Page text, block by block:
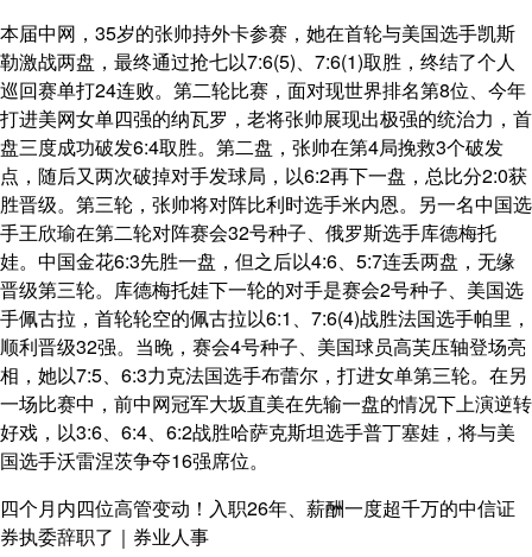
本届中网，35岁的张帅持外卡参赛，她在首轮与美国选手凯斯
勒激战两盘，最终通过抢七以7:6(5)、7:6(1)取胜，终结了个人
巡回赛单打24连败。第二轮比赛，面对现世界排名第8位、今年
打进美网女单四强的纳瓦罗，老将张帅展现出极强的统治力，首
盘三度成功破发6:4取胜。第二盘，张帅在第4局挽救3个破发
点，随后又两次破掉对手发球局，以6:2再下一盘，总比分2:0获
胜晋级。第三轮，张帅将对阵比利时选手米内恩。另一名中国选
手王欣瑜在第二轮对阵赛会32号种子、俄罗斯选手库德梅托
娃。中国金花6:3先胜一盘，但之后以4:6、5:7连丢两盘，无缘
晋级第三轮。库德梅托娃下一轮的对手是赛会2号种子、美国选
手佩古拉，首轮轮空的佩古拉以6:1、7:6(4)战胜法国选手帕里，
顺利晋级32强。当晚，赛会4号种子、美国球员高芙压轴登场亮
相，她以7:5、6:3力克法国选手布蕾尔，打进女单第三轮。在另
一场比赛中，前中网冠军大坂直美在先输一盘的情况下上演逆转
好戏，以3:6、6:4、6:2战胜哈萨克斯坦选手普丁塞娃，将与美
国选手沃雷涅茨争夺16强席位。
四个月内四位高管变动！入职26年、薪酬一度超千万的中信证
券执委辞职了｜券业人事